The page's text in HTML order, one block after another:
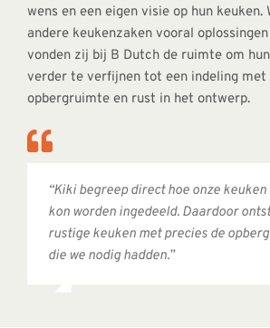
wens en een eigen visie op hun keuken.
andere keukenzaken vooral oplossingen
vonden zij bij B Dutch de ruimte om
verder te verfijnen tot een indeling met
opbergruimte en rust in het ontwerp.
“Kiki begreep direct hoe onze keuken
kon worden ingedeeld. Daardoor
rustige keuken met precies de
die we nodig hadden.”